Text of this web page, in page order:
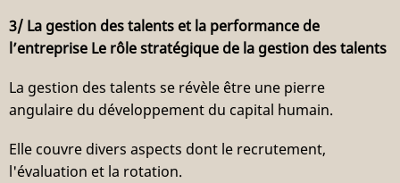
3/ La gestion des talents et la performance de
l’entreprise Le rôle stratégique de la gestion des talents
La gestion des talents se révèle être une pierre
angulaire du développement du capital humain.
Elle couvre divers aspects dont le recrutement,
l'évaluation et la rotation.